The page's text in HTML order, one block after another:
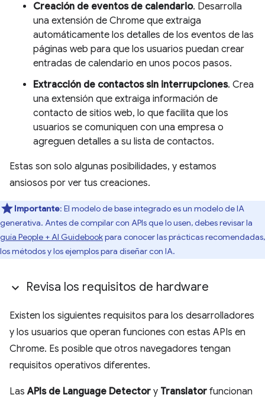
Creación de eventos de calendario. Desarrolla
una extensión de Chrome que extraiga
automáticamente los detalles de los eventos de las
páginas web para que los usuarios puedan crear
entradas de calendario en unos pocos pasos.
Extracción de contactos sin interrupciones. Crea
una extensión que extraiga información de
contacto de sitios web, lo que facilita que los
usuarios se comuniquen con una empresa o
agreguen detalles a su lista de contactos.
Estas son solo algunas posibilidades, y estamos
ansiosos por ver tus creaciones.
Importante: El modelo de base integrado es un modelo de IA
generativa. Antes de compilar con APIs que lo usen, debes revisar la
guía People + AI Guidebookpara conocer las prácticas recomendadas,
los métodos y los ejemplos para diseñar con IA.
Revisa los requisitos de hardware
Existen los siguientes requisitos para los desarrolladores
y los usuarios que operan funciones con estas APIs en
Chrome. Es posible que otros navegadores tengan
requisitos operativos diferentes.
LasAPIs de Language Detector y Translator funcionan